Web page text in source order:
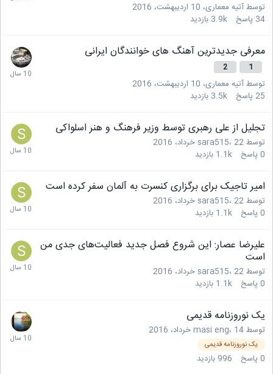
توسطآتیه معماری، 10 اردیبهشت، 2016
34 پاسخ 3.9k بازدید
معرفی جدیدترین آهنگ های خوانندگان ایرانی
1
2
توسطآتیه معماری، 10 اردیبهشت، 2016
25پاسخ 3.5k بازدید
تجلیل از علی رهبری توسط وزیر فرهنگ و هنر اسلواکی
توسط sara515 ،22 خرداد، 2016
0پاسخ 1.1k بازدید
امیر تاجیک برای برگزاری کنسرت به آلمان سفر کرده است
توسط sara515 ،22 خرداد، 2016
0پاسخ 1.1k بازدید
علیرضا عصار: این شروع فصل جدید فعالیت‌های جدی من
است
توسط sara515 ،22 خرداد، 2016
0پاسخ 1.1k بازدید
یک نوروزنامه قدیمی
توسط masi eng ،14 خرداد، 2016
یک نوروزنامه قدیمی
0پاسخ 996بازدید